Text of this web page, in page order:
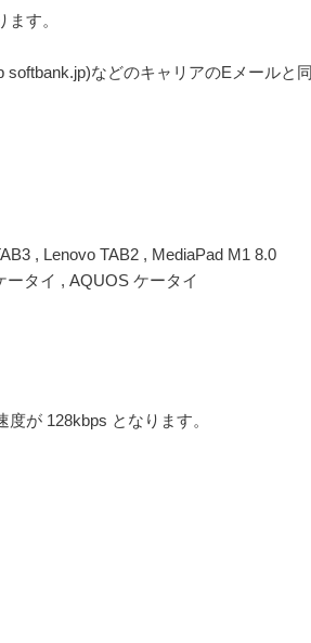
す。
softbank.jp)などのキャリアのEメールと
, Lenovo TAB2 , MediaPad M1 8.0
タイ , AQUOS ケータイ
が 128kbps となります。